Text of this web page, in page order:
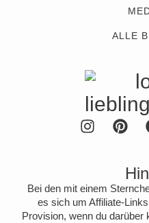
ALLE
Bei den mit einem
es sich um Affiliate-
Provision, wenn du darüber